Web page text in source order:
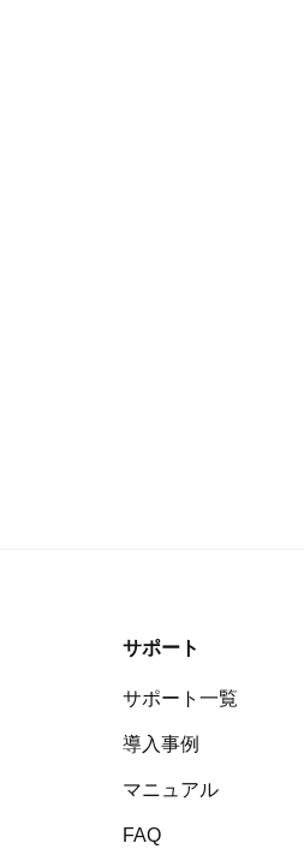
サポート
サポート一覧
導入事例
マニュアル
FAQ